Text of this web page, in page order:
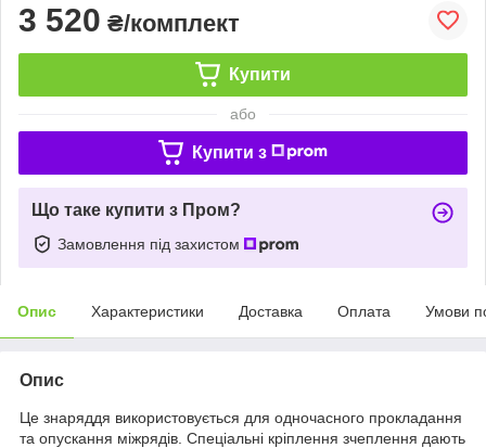
3 520 ₴/комплект
Купити
або
Купити з
Що таке купити з Пром?
Замовлення під захистом
Опис Характеристики Доставка Оплата Умови
Опис
Це знаряддя використовується для одночасного прокладання
та опускання міжрядів. Спеціальні кріплення зчеплення дають